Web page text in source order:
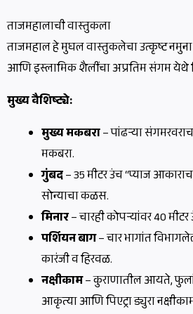
ताजमहालाची वास्तुकला
ताजमहाल हे मुघल वास्तुकलेचा उत्कृष्ट
आणि इस्लामिक शैलींचा अप्रतिम संगम येथे
मुख्य वैशिष्ट्ये:
मुख्य मकबरा– पांढऱ्या
मकबरा.
गुंबद– 35 मीटर उंच “प्याज
सोन्याचा कळस.
मिनार– चारही कोपऱ्यांवर 40
पर्शियन बाग– चार भागांत
कारंजी व हिरवळ.
नक्षीकाम– कुराणातील आयते,
आकृत्या आणि पिएट्रा ड्युरा